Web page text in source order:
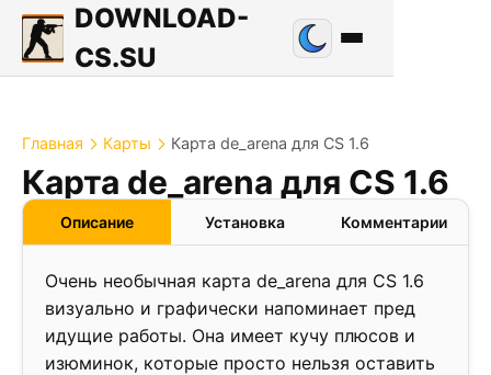
DOWNLOAD-
CS.SU
Главная Карты Карта de_arena для CS 1.6
Карта de_arena для CS 1.6
❮ ❯
Описание Установка Комментарии
Очень необычная карта de_arena для CS 1.6
визуально и графически напоминает пред
идущие работы. Она имеет кучу плюсов и
изюминок, которые просто нельзя оставить